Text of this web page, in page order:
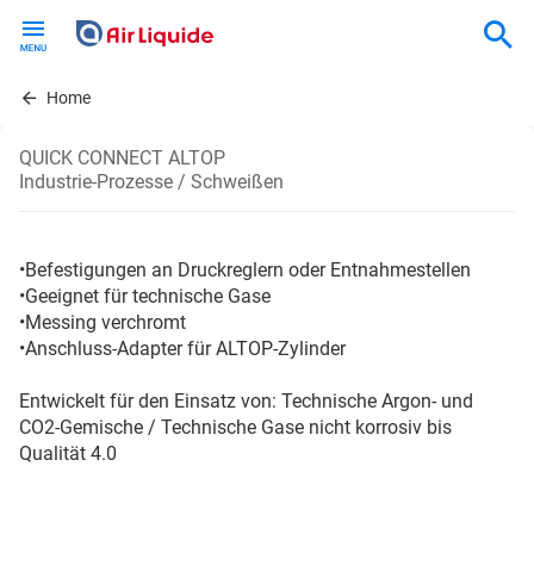
contentHome
QUICK CONNECT ALTOP
Industrie-Prozesse / Schweißen
•Befestigungen an Druckreglern oder Entnahmestellen
•Geeignet für technische Gase
•Messing verchromt
•Anschluss-Adapter für ALTOP-Zylinder
Entwickelt für den Einsatz von: Technische Argon- und
CO2-Gemische / Technische Gase nicht korrosiv bis
Qualität 4.0